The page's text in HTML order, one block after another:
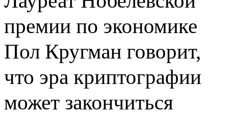
премии по экономике
Пол Кругман говорит,
что эра криптографии
может закончиться